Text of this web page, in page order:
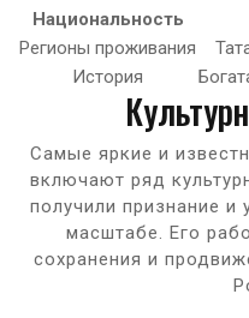
Национальность
Регионы проживания
История
Самые яркие и
включают ряд
получили признание
масштабе. Его
сохранения и